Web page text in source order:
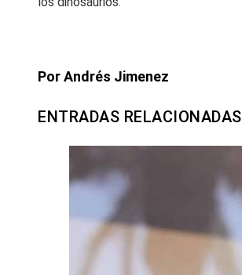
Por Andrés Jimenez
ENTRADAS RELACIONADAS